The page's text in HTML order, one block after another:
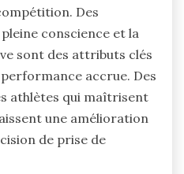
Des
conscience et la
sont des attributs clés
accrue. Des
athlètes qui maîtrisent
une amélioration
de prise de